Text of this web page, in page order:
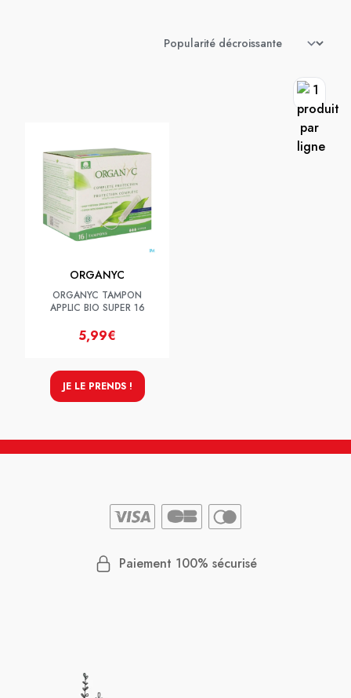
ORGANYC
ORGANYC TAMPON
APPLIC BIO SUPER 16
5,99€
JE LE PRENDS !
Paiement 100% sécurisé